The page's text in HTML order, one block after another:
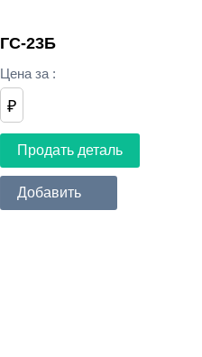
ГС-23Б
Цена за :
₽
Продать деталь
Добавить